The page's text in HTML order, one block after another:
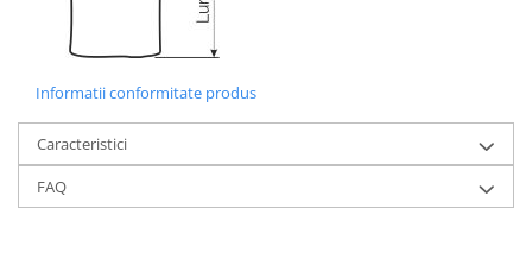
Informatii conformitate produs
Caracteristici
FAQ